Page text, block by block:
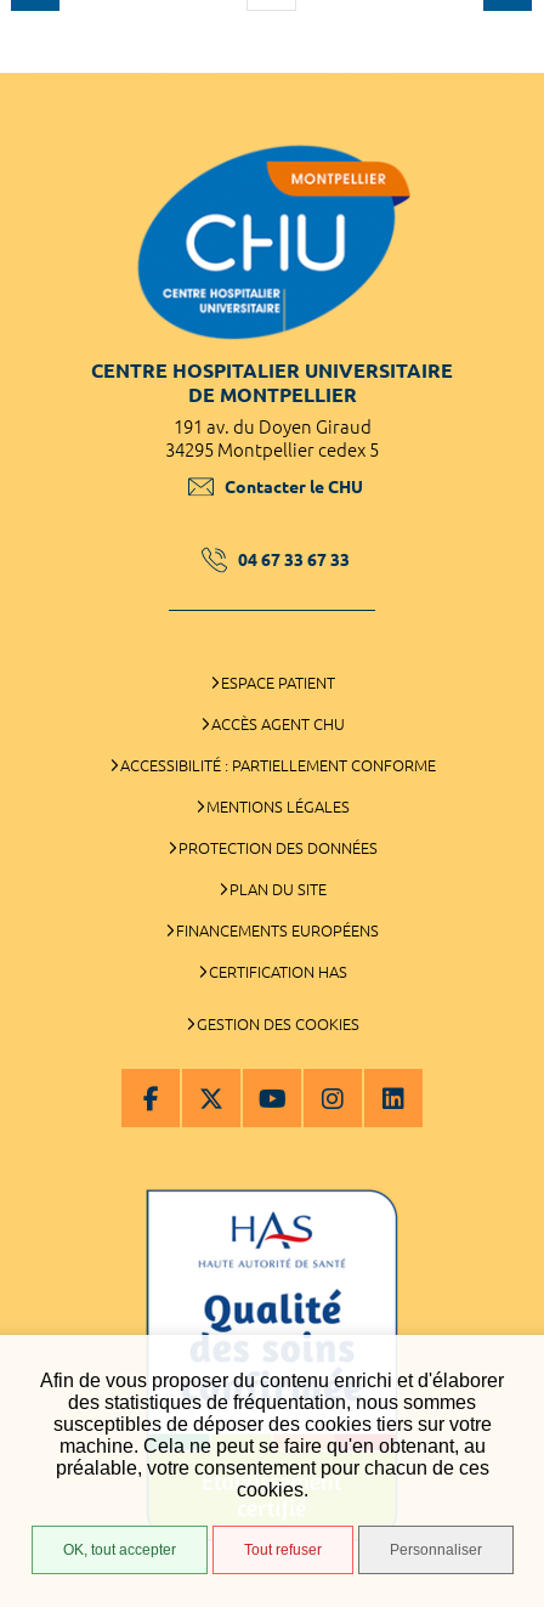
Afin de vous proposer du contenu enrichi et d'élaborer
des statistiques de fréquentation, nous sommes
susceptibles de déposer des cookies tiers sur votre
machine. Cela ne peut se faire qu'en obtenant, au
préalable, votre consentement pour chacun de ces
cookies.
OK, tout accepter Tout refuser Personnaliser
CENTRE HOSPITALIER UNIVERSITAIRE
DE MONTPELLIER
191 av. du Doyen Giraud
34295 Montpellier cedex 5
Contacter le CHU
04 67 33 67 33
ESPACE PATIENT
ACCÈS AGENT CHU
ACCESSIBILITÉ : PARTIELLEMENT CONFORME
MENTIONS LÉGALES
PROTECTION DES DONNÉES
PLAN DU SITE
FINANCEMENTS EUROPÉENS
CERTIFICATION HAS
GESTION DES COOKIES